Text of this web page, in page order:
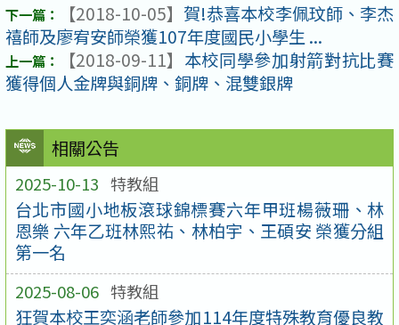
相關公告
2025-10-13 特教組
台北市國小地板滾球錦標賽六年甲班楊薇珊、林
恩樂 六年乙班林熙祐、林柏宇、王碩安 榮獲分組
第一名
2025-08-06 特教組
狂賀本校王奕涵老師參加114年度特殊教育優良教
【2018-10-05】 賀!恭喜本校李佩玟師、李杰
禧師及廖宥安師榮獲107年度國民小學生 ...
【2018-09-11】 本校同學參加射箭對抗比賽
獲得個人金牌與銅牌、銅牌、混雙銀牌